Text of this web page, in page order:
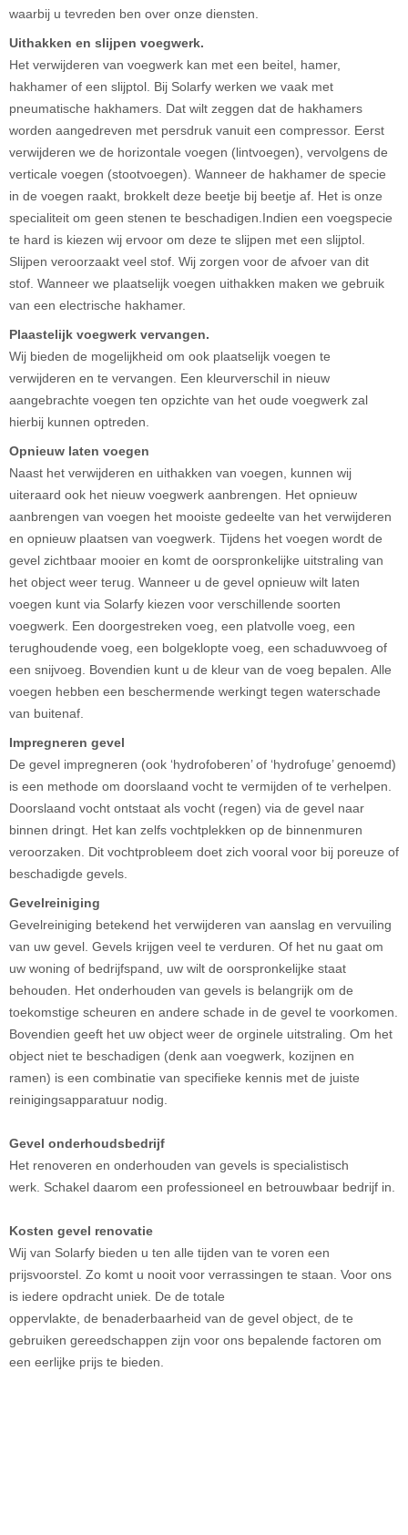
waarbij u tevreden ben over onze diensten.
Uithakken en slijpen voegwerk.
Het verwijderen van voegwerk kan met een beitel, hamer,
hakhamer of een slijptol. Bij Solarfy werken we vaak met
pneumatische hakhamers. Dat wilt zeggen dat de hakhamers
worden aangedreven met persdruk vanuit een compressor. Eerst
verwijderen we de horizontale voegen (lintvoegen), vervolgens de
verticale voegen (stootvoegen). Wanneer de hakhamer de specie
in de voegen raakt, brokkelt deze beetje bij beetje af. Het is onze
specialiteit om geen stenen te beschadigen.Indien een voegspecie
te hard is kiezen wij ervoor om deze te slijpen met een slijptol.
Slijpen veroorzaakt veel stof. Wij zorgen voor de afvoer van dit
stof. Wanneer we plaatselijk voegen uithakken maken we gebruik
van een electrische hakhamer.
Plaastelijk voegwerk vervangen.
Wij bieden de mogelijkheid om ook plaatselijk voegen te
verwijderen en te vervangen. Een kleurverschil in nieuw
aangebrachte voegen ten opzichte van het oude voegwerk zal
hierbij kunnen optreden.
Opnieuw laten voegen
Naast het verwijderen en uithakken van voegen, kunnen wij
uiteraard ook het nieuw voegwerk aanbrengen. Het opnieuw
aanbrengen van voegen het mooiste gedeelte van het verwijderen
en opnieuw plaatsen van voegwerk. Tijdens het voegen wordt de
gevel zichtbaar mooier en komt de oorspronkelijke uitstraling van
het object weer terug. Wanneer u de gevel opnieuw wilt laten
voegen kunt via Solarfy kiezen voor verschillende soorten
voegwerk. Een doorgestreken voeg, een platvolle voeg, een
terughoudende voeg, een bolgeklopte voeg, een schaduwvoeg of
een snijvoeg. Bovendien kunt u de kleur van de voeg bepalen. Alle
voegen hebben een beschermende werkingt tegen waterschade
van buitenaf.
Impregneren gevel
De gevel impregneren (ook ‘hydrofoberen’ of ‘hydrofuge’ genoemd)
is een methode om doorslaand vocht te vermijden of te verhelpen.
Doorslaand vocht ontstaat als vocht (regen) via de gevel naar
binnen dringt. Het kan zelfs vochtplekken op de binnenmuren
veroorzaken. Dit vochtprobleem doet zich vooral voor bij poreuze of
beschadigde gevels.
Gevelreiniging
Gevelreiniging betekend het verwijderen van aanslag en vervuiling
van uw gevel. Gevels krijgen veel te verduren. Of het nu gaat om
uw woning of bedrijfspand, uw wilt de oorspronkelijke staat
behouden. Het onderhouden van gevels is belangrijk om de
toekomstige scheuren en andere schade in de gevel te voorkomen.
Bovendien geeft het uw object weer de orginele uitstraling. Om het
object niet te beschadigen (denk aan voegwerk, kozijnen en
ramen) is een combinatie van specifieke kennis met de juiste
reinigingsapparatuur nodig.
Gevel onderhoudsbedrijf
Het renoveren en onderhouden van gevels is specialistisch
werk. Schakel daarom een professioneel en betrouwbaar bedrijf in.
Kosten gevel renovatie
Wij van Solarfy bieden u ten alle tijden van te voren een
prijsvoorstel. Zo komt u nooit voor verrassingen te staan. Voor ons
is iedere opdracht uniek. De de totale
oppervlakte, de benaderbaarheid van de gevel object, de te
gebruiken gereedschappen zijn voor ons bepalende factoren om
een eerlijke prijs te bieden.